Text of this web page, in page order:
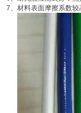
7、材料表面摩擦系数较